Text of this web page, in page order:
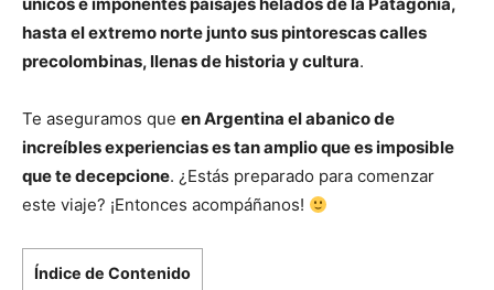
hasta el extremo norte junto sus pintorescas calles
precolombinas, llenas de historia y cultura.
Te aseguramos que en Argentina el abanico de
increíbles experiencias es tan amplio que es imposible
que te decepcione. ¿Estás preparado para comenzar
este viaje? ¡Entonces acompáñanos!
Índice de Contenido